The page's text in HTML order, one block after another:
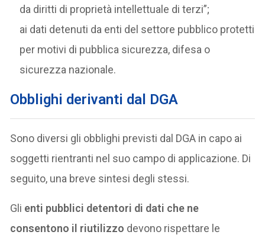
da diritti di proprietà intellettuale di terzi”;
ai dati detenuti da enti del settore pubblico protetti
per motivi di pubblica sicurezza, difesa o
sicurezza nazionale.
Obblighi derivanti dal DGA
Sono diversi gli obblighi previsti dal DGA in capo ai
soggetti rientranti nel suo campo di applicazione. Di
seguito, una breve sintesi degli stessi.
Gli enti pubblici detentori di dati che ne
consentono il riutilizzo devono rispettare le